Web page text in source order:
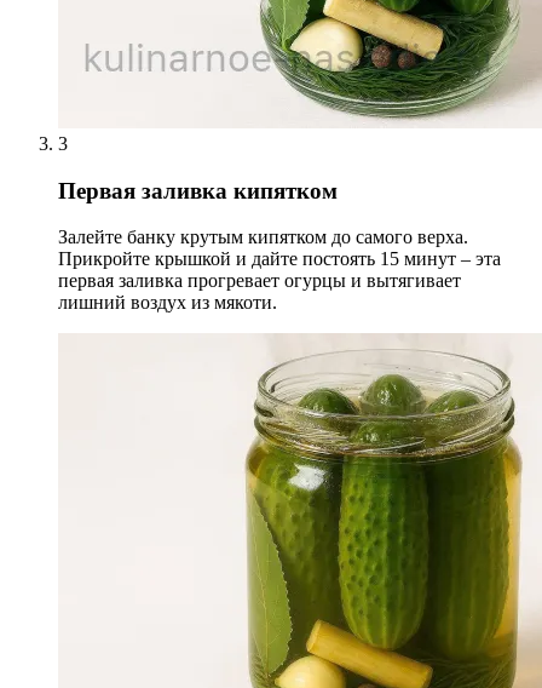
3
Первая заливка кипятком
Залейте банку крутым кипятком до самого верха.
Прикройте крышкой и дайте постоять 15 минут – эта
первая заливка прогревает огурцы и вытягивает
лишний воздух из мякоти.